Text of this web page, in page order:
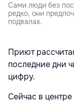
Сами люди без
редко, они
подвалах.
Приют
последние дни
цифру.
Сейчас в